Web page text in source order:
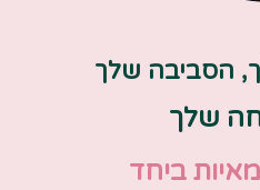
הסביבה שלך
שלך
ביחד